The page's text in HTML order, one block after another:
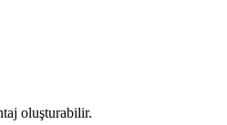
oluşturabilir.